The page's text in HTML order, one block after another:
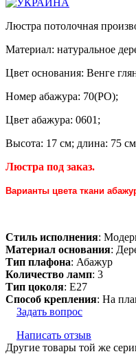
Люстра потолочная
Материал: натуральное
Цвет основания: Венге
Номер абажура: 70(PО);
Цвет абажура: 0601;
Высота: 17 см; длина: 75
Люстра под заказ.
Варианты цвета ткани
Стиль исполнения:
Материал основания:
Тип плафона: Абажур
Количество ламп: 3
Тип цоколя: E27
Способ крепления: На
Задать вопрос
Написать отзыв
Другие товары той же